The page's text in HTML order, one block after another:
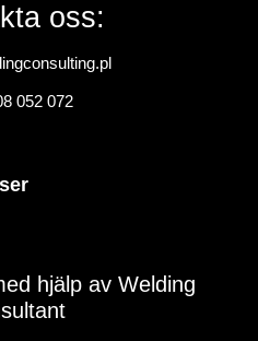
oss:
052 072
hjälp av Welding